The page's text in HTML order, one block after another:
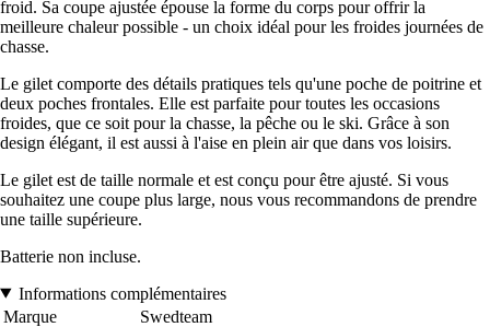
froid. Sa coupe ajustée épouse la forme du corps pour offrir la
meilleure chaleur possible - un choix idéal pour les froides journées de
chasse.
Le gilet comporte des détails pratiques tels qu'une poche de poitrine et
deux poches frontales. Elle est parfaite pour toutes les occasions
froides, que ce soit pour la chasse, la pêche ou le ski. Grâce à son
design élégant, il est aussi à l'aise en plein air que dans vos loisirs.
Le gilet est de taille normale et est conçu pour être ajusté. Si vous
souhaitez une coupe plus large, nous vous recommandons de prendre
une taille supérieure.
Batterie non incluse.
Informations complémentaires
Marque
Swedteam